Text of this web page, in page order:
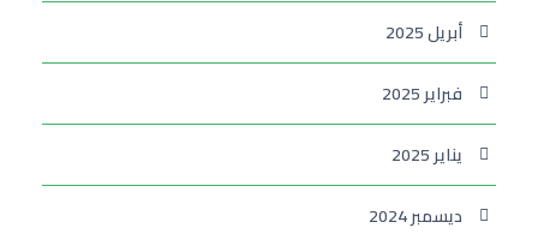
أبريل 2025
فبراير 2025
يناير 2025
ديسمبر 2024